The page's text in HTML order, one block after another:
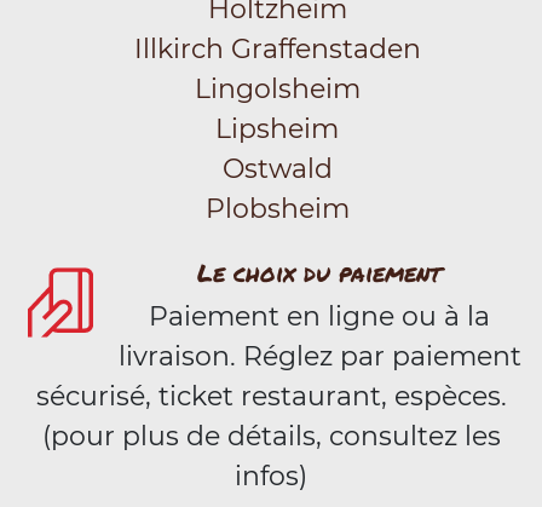
Holtzheim
Illkirch Graffenstaden
Lingolsheim
Lipsheim
Ostwald
Plobsheim
Le choix du paiement
Paiement en ligne ou à la
livraison. Réglez par paiement
sécurisé, ticket restaurant, espèces.
(pour plus de détails, consultez les
infos)